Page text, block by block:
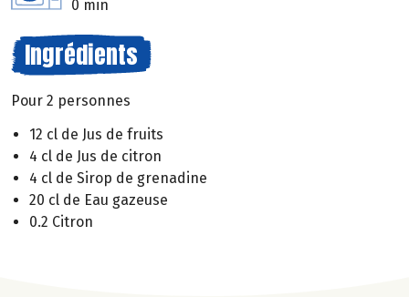
0 min
Ingrédients
Pour 2 personnes
12 cl de Jus de fruits
4 cl de Jus de citron
4 cl de Sirop de grenadine
20 cl de Eau gazeuse
0.2 Citron